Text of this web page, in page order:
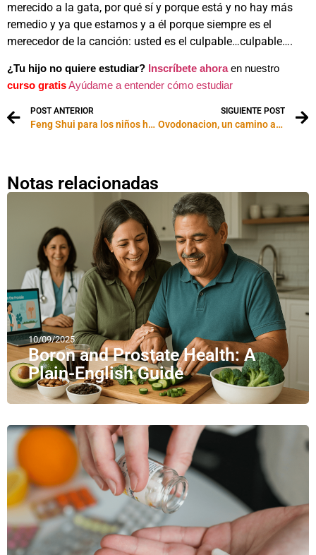
merecido a la gata, por qué sí y porque está y no hay más
remedio y ya que estamos y a él porque siempre es el
merecedor de la canción: usted es el culpable…culpable….
¿Tu hijo no quiere estudiar? Inscríbete ahoraen nuestro
curso gratisAyúdame a entender cómo estudiar
POST ANTERIOR
Feng Shui para los niños hiperactivos
SIGUIENTE POST
Ovodonacion, un camino al embarazo deseado
Notas relacionadas
10/09/2025
Boron and Prostate Health: A
Plain-English Guide